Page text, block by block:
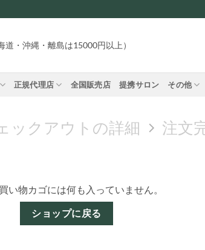
・沖縄・離島は15000円以上）
正規代理店 全国販売店 提携サロン その他
ックアウトの詳細 注文
い物カゴには何も入っていません。
ショップに戻る